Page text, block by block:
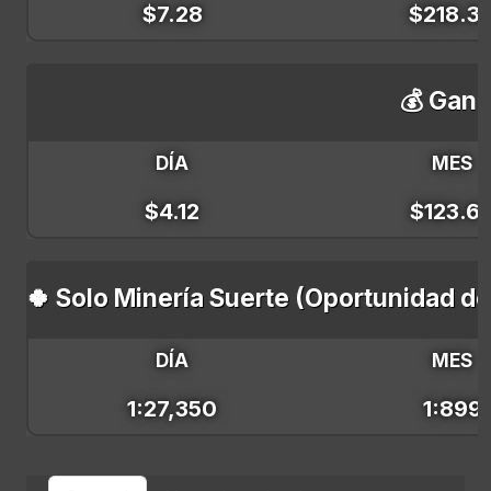
$7.28
💰
DÍA MES
$4.12
🍀 Solo Minería Suerte (Oportunidad
DÍA MES
1:27,350 1:899